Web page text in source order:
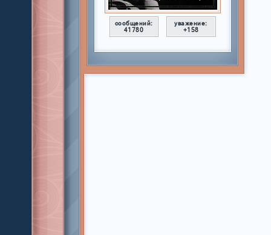
сообщений:
41780
уважение:
+158